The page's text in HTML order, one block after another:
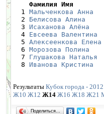
Фамилия Имя
1 Мальченкова Анна
  2
Белисова Алина
  3
Исаханова Алёна
  4
Евсеева Валентина
  5
Алексеенкова Елена
  6
Морозова Полина
  7
Глушакова Наталья
  8
Иванова Кристина
Результаты Кубок города -
Ж10 Ж12 Ж14 Ж16 Ж18 Ж21
Поделиться…